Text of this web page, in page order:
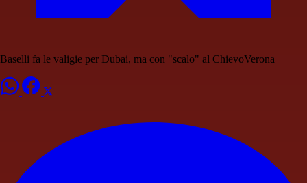
Baselli fa le valigie per Dubai, ma con "scalo" al ChievoVerona